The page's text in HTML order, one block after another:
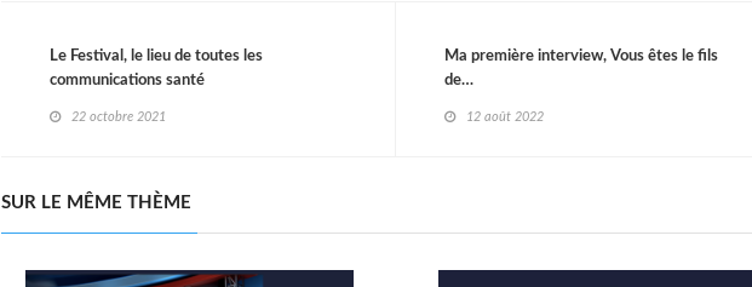
Ma première interview, Vous êtes le fils
de…
12 août 2022
Le Festival, le lieu de toutes les
communications santé
22 octobre 2021
SUR LE MÊME THÈME